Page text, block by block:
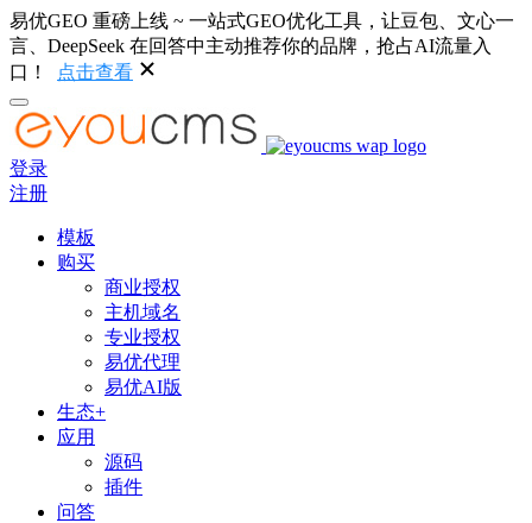
易优GEO 重磅上线 ~ 一站式GEO优化工具，让豆包、文心一
言、DeepSeek 在回答中主动推荐你的品牌，抢占AI流量入
口！
点击查看
登录
注册
模板
购买
商业授权
主机域名
专业授权
易优代理
易优AI版
生态+
应用
源码
插件
问答